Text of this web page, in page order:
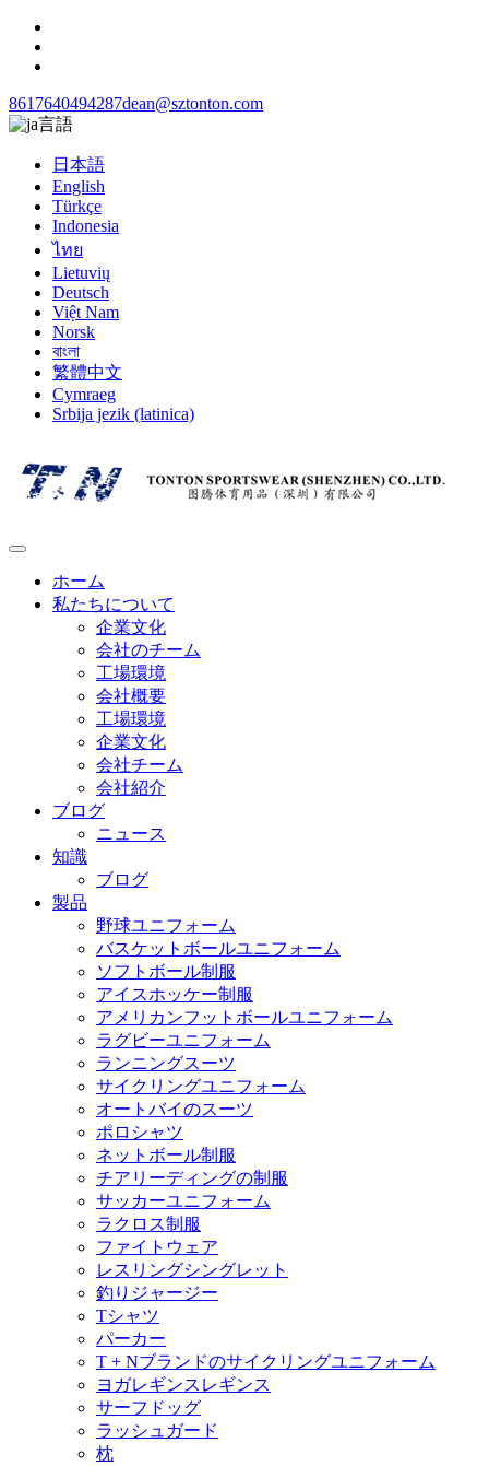
8617640494287dean@sztonton.com
言語
日本語
English
Türkçe
Indonesia
ไทย
Lietuvių
Deutsch
Việt Nam
Norsk
বাংলা
繁體中文
Cymraeg
Srbija jezik (latinica)
ホーム
私たちについて
企業文化
会社のチーム
工場環境
会社概要
工場環境
企業文化
会社チーム
会社紹介
ブログ
ニュース
知識
ブログ
製品
野球ユニフォーム
バスケットボールユニフォーム
ソフトボール制服
アイスホッケー制服
アメリカンフットボールユニフォーム
ラグビーユニフォーム
ランニングスーツ
サイクリングユニフォーム
オートバイのスーツ
ポロシャツ
ネットボール制服
チアリーディングの制服
サッカーユニフォーム
ラクロス制服
ファイトウェア
レスリングシングレット
釣りジャージー
Tシャツ
パーカー
T + Nブランドのサイクリングユニフォーム
ヨガレギンスレギンス
サーフドッグ
ラッシュガード
枕